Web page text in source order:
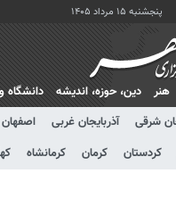
پنجشنبه ۱۵ مرداد ۱۴۰۵
هنر دين، حوزه، انديشه دانشگاه
شرقی آذربایجان غربی اصفهان
کردستان کرمان کرمانشاه